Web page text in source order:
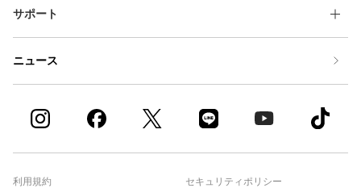
サポート
ニュース
利用規約
セキュリティポリシー